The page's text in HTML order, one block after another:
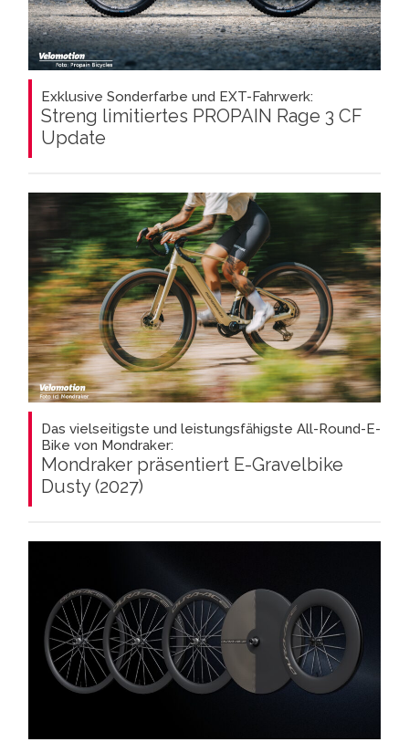
Exklusive Sonderfarbe und EXT-Fahrwerk:
Streng limitiertes PROPAIN Rage 3 CF
Update
Das vielseitigste und leistungsfähigste All-Round-E-
Bike von Mondraker:
Mondraker präsentiert E-Gravelbike
Dusty (2027)